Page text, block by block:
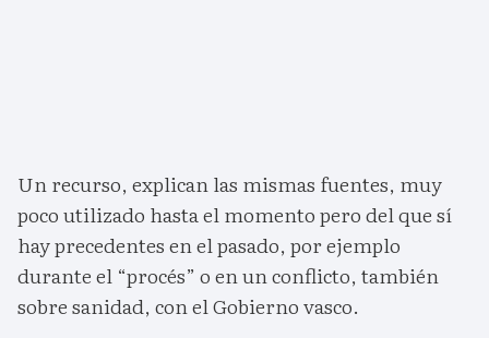
Un recurso, explican las mismas fuentes, muy
poco utilizado hasta el momento pero del que sí
hay precedentes en el pasado, por ejemplo
durante el “procés” o en un conflicto, también
sobre sanidad, con el Gobierno vasco.